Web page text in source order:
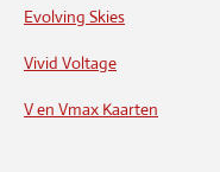
Evolving Skies
Vivid Voltage
V en Vmax Kaarten